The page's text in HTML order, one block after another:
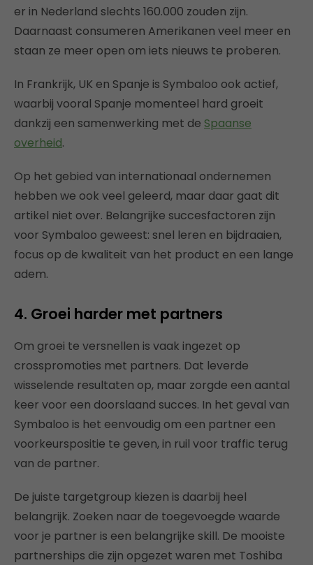
er in Nederland slechts 160.000 zouden zijn.
Daarnaast consumeren Amerikanen veel meer en
staan ze meer open om iets nieuws te proberen.
In Frankrijk, UK en Spanje is Symbaloo ook actief,
waarbij vooral Spanje momenteel hard groeit
dankzij een samenwerking met de Spaanse
overheid.
Op het gebied van internationaal ondernemen
hebben we ook veel geleerd, maar daar gaat dit
artikel niet over. Belangrijke succesfactoren zijn
voor Symbaloo geweest: snel leren en bijdraaien,
focus op de kwaliteit van het product en een lange
adem.
4. Groei harder met partners
Om groei te versnellen is vaak ingezet op
crosspromoties met partners. Dat leverde
wisselende resultaten op, maar zorgde een aantal
keer voor een doorslaand succes. In het geval van
Symbaloo is het eenvoudig om een partner een
voorkeurspositie te geven, in ruil voor traffic terug
van de partner.
De juiste targetgroup kiezen is daarbij heel
belangrijk. Zoeken naar de toegevoegde waarde
voor je partner is een belangrijke skill. De mooiste
partnerships die zijn opgezet waren met Toshiba